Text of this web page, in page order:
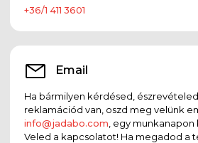
+36/1 411 3601
Email
Ha bármilyen kérdésed,
reklamációd van, oszd meg velünk
info@jadabo.com , egy
Veled a kapcsolatot! Ha megadod a